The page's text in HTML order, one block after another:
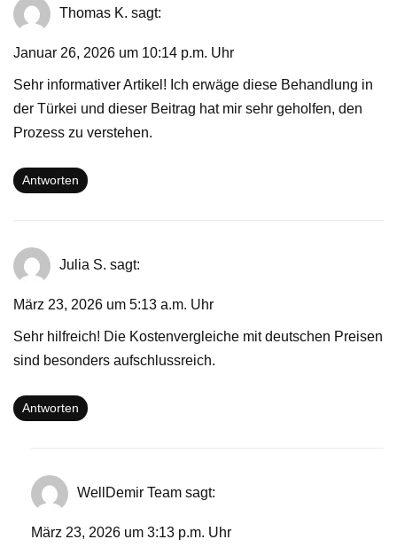
Thomas K. sagt:
Januar 26, 2026 um 10:14 p.m. Uhr
Sehr informativer Artikel! Ich erwäge diese Behandlung in
der Türkei und dieser Beitrag hat mir sehr geholfen, den
Prozess zu verstehen.
Antworten
Julia S. sagt:
März 23, 2026 um 5:13 a.m. Uhr
Sehr hilfreich! Die Kostenvergleiche mit deutschen Preisen
sind besonders aufschlussreich.
Antworten
WellDemir Team sagt:
März 23, 2026 um 3:13 p.m. Uhr